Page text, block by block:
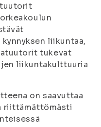
liikuntaa,
tukevat
liikuntakulttuuria
on saavuttaa
riittämättömästi